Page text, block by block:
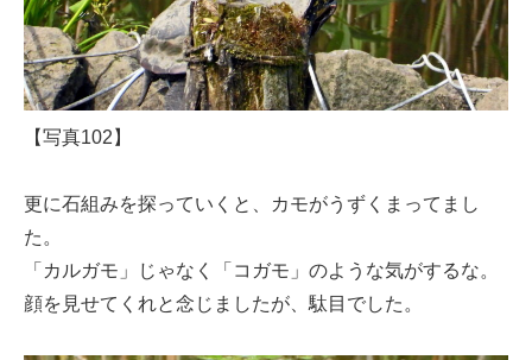
【写真102】
更に石組みを探っていくと、カモがうずくまってまし
た。
「カルガモ」じゃなく「コガモ」のような気がするな。
顔を見せてくれと念じましたが、駄目でした。